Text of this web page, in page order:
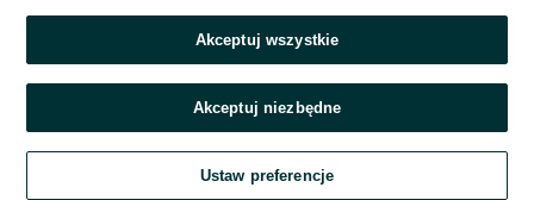
Akceptuj wszystkie
Akceptuj niezbędne
Ustaw preferencje